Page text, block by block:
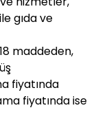
gıda ve
maddeden,
fiyatında
fiyatında ise